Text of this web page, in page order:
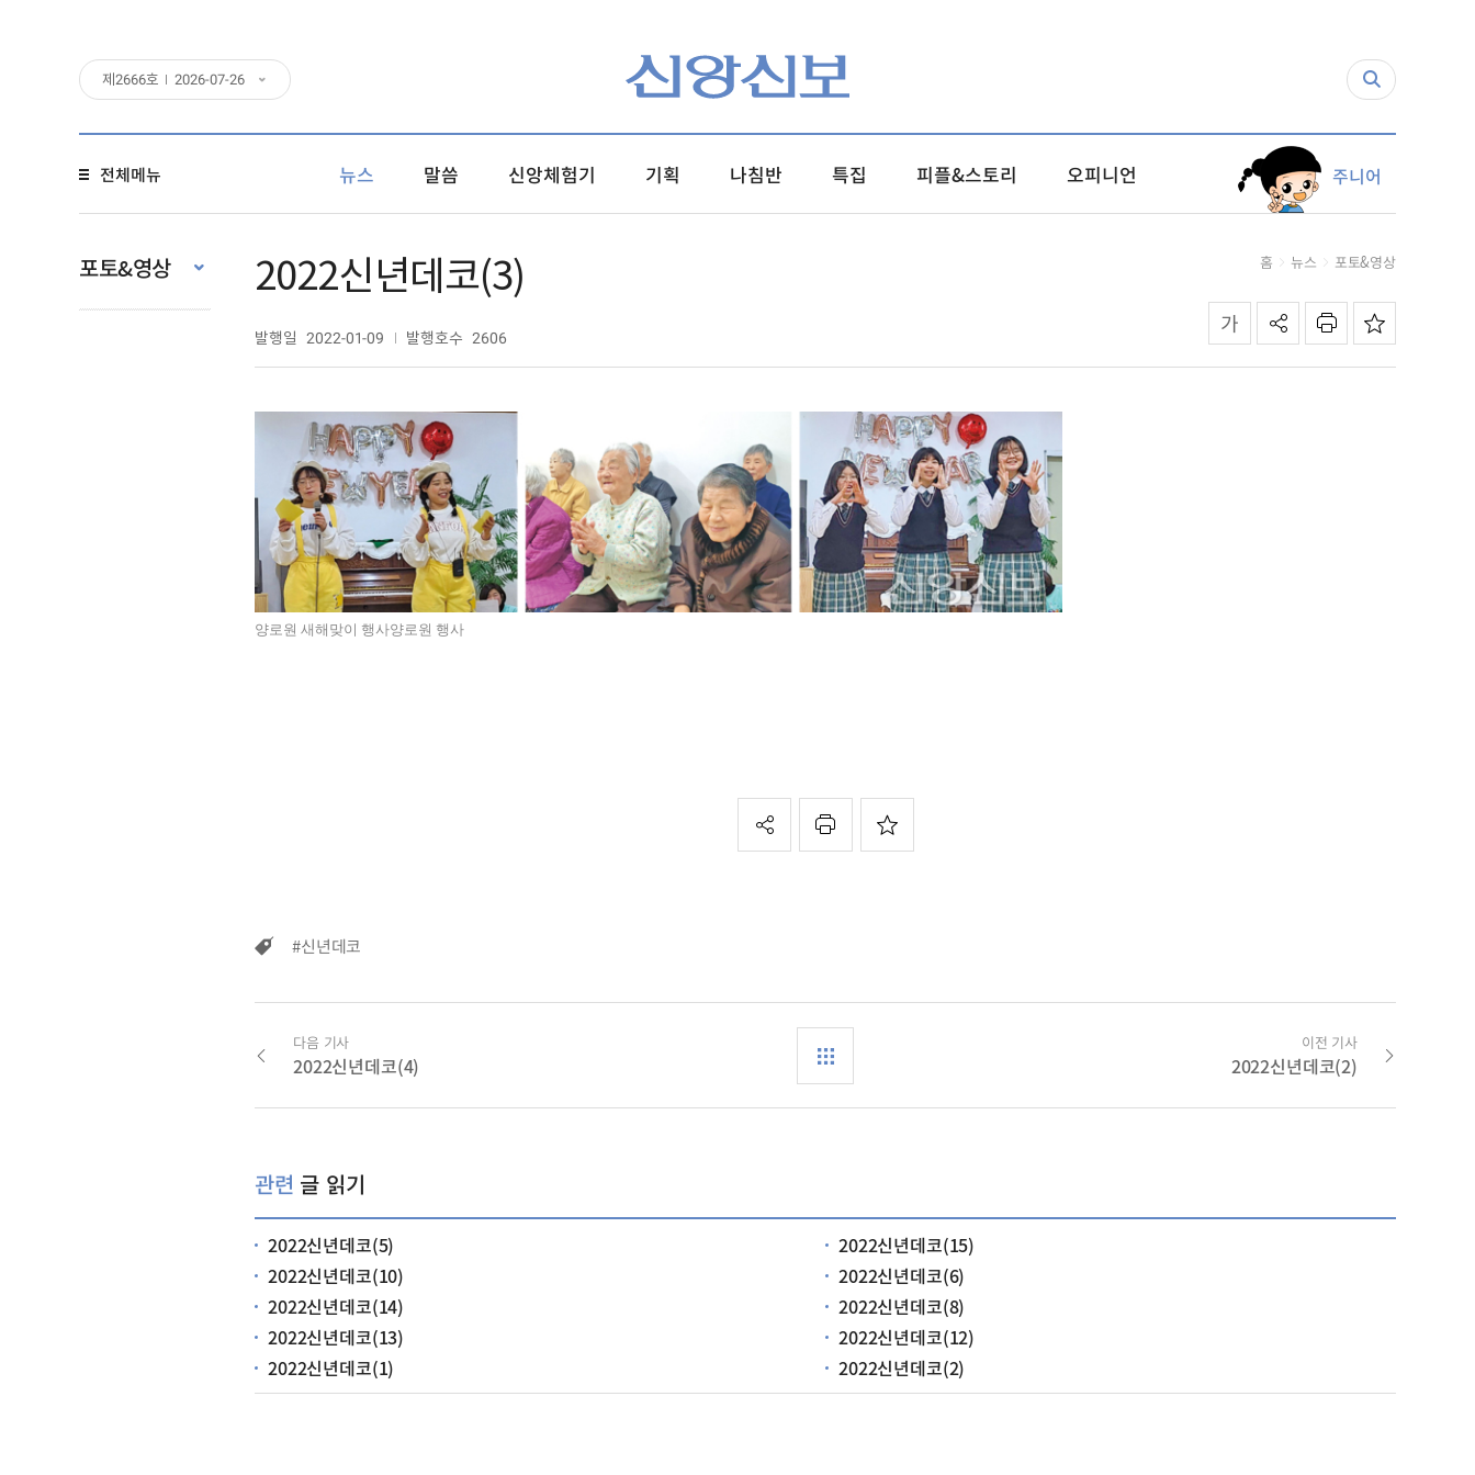
제 2666호 2026-07-26
전체메뉴 뉴스 말씀 신앙체험기 기획 나침반 특집 피플&스토리 오피니언 주니어
포토&영상 2022신년데코(3)
발행일 2022-01-09 발행호수 2606
홈 뉴스 포토&영상
양로원 새해맞이 행사양로원 행사
#신년데코
다음 기사
2022신년데코(4)
이전 기사
2022신년데코(2)
관련 글 읽기
2022신년데코(5)
2022신년데코(15)
2022신년데코(10)
2022신년데코(6)
2022신년데코(14)
2022신년데코(8)
2022신년데코(13)
2022신년데코(12)
2022신년데코(1)
2022신년데코(2)